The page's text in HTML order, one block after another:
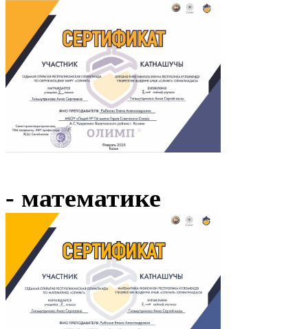
- математике